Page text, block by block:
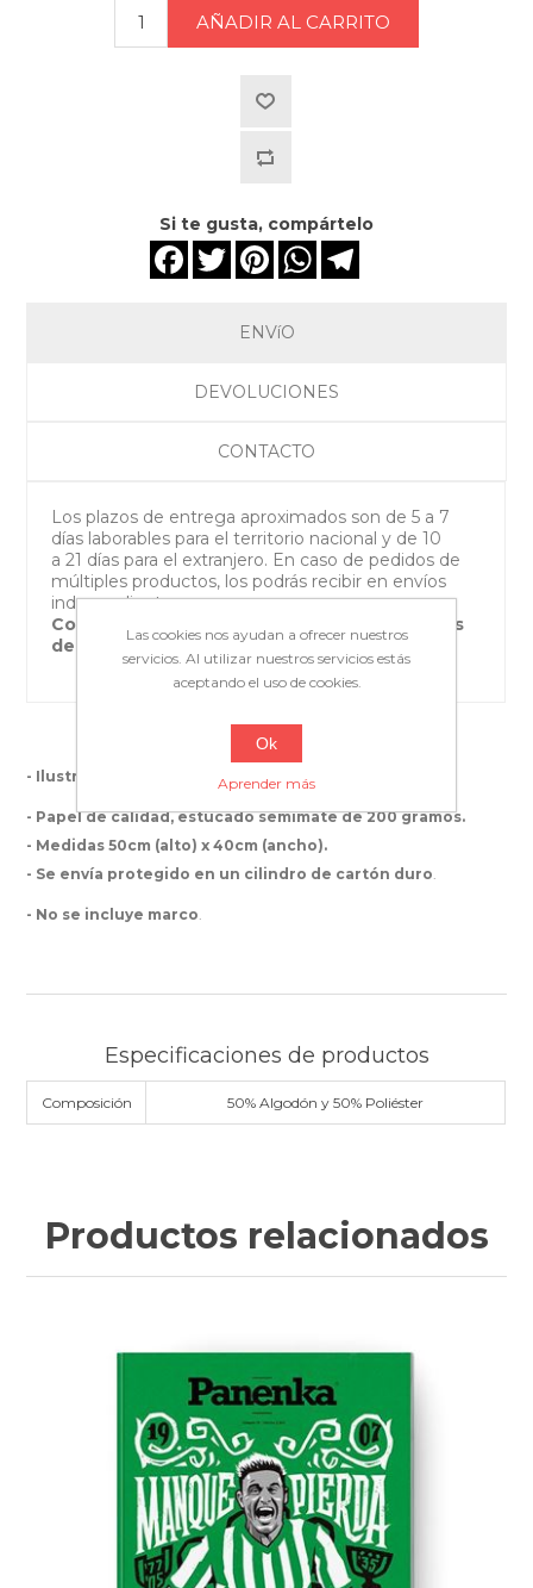
Si te gusta, compártelo
FacebookTwitter PinterestWhatsApp
ENVíO
DEVOLUCIONES
CONTACTO
Los plazos de entrega aproximados son de 5 a 7
días laborables para el territorio nacional y de 10
a 21 días para el extranjero. En caso de pedidos de
múltiples productos, los podrás recibir en envíos
independientes.
Costes de envío GRATIS para pedidos de más
de 100€.
- Ilustración de Ink Bad Company.
- Papel de calidad, estucado semimate de 200 gramos.
- Medidas 50cm (alto) x 40cm (ancho).
- Se envía protegido en un cilindro de cartón duro.
- No se incluye marco.
Especificaciones de productos
Composición 50% Algodón y 50% Poliéster
Productos relacionados
Las cookies nos ayudan a ofrecer nuestros
servicios. Al utilizar nuestros servicios estás
aceptando el uso de cookies.
Ok
Aprender más